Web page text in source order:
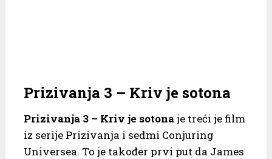
Prizivanja 3 – Kriv je sotona
Prizivanja 3 – Kriv je sotonaje treći je film
iz serije Prizivanja i sedmi Conjuring
Universea. To je također prvi put da James